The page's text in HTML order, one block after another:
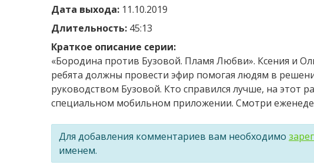
Дата выхода: 11.10.2019
Длительность: 45:13
Краткое описание серии:
«Бородина против Бузовой. Пламя Любви». Ксения и
ребята должны провести эфир помогая людям в
руководством Бузовой. Кто справился лучше, на этот
специальном мобильном приложении. Смотри
Для добавления комментариев вам необходимо
именем.